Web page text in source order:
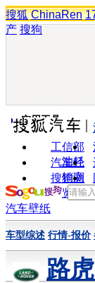
搜狐 ChinaRen
产 搜狗
实用工具
工信部
油耗
汽车经
销商
搜狗浏
览器
汽车壁纸
车型综述 行情-报价
路